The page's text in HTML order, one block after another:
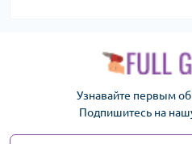
Узнавайте первым
Подпишитесь на